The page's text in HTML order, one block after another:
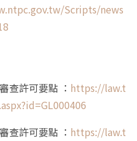
Scripts/news
查許可要點 ： https://law.t
查許可要點 ： https://law.t